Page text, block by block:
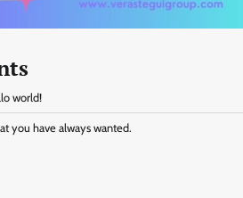
world!
you have always wanted.